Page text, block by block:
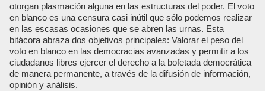
otorgan plasmación alguna en las estructuras del poder. El voto
en blanco es una censura casi inútil que sólo podemos realizar
en las escasas ocasiones que se abren las urnas. Esta
bitácora abraza dos objetivos principales: Valorar el peso del
voto en blanco en las democracias avanzadas y permitir a los
ciudadanos libres ejercer el derecho a la bofetada democrática
de manera permanente, a través de la difusión de información,
opinión y análisis.